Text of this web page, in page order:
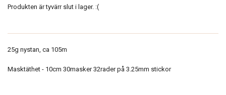
Produkten är tyvärr slut i lager. :(
25g nystan, ca 105m
Masktäthet - 10cm 30masker 32rader på 3.25mm stickor